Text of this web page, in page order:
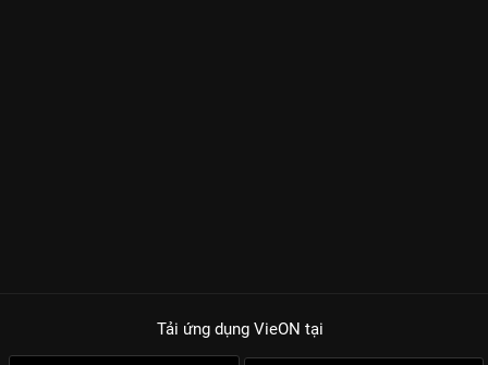
Tải ứng dụng VieON tại